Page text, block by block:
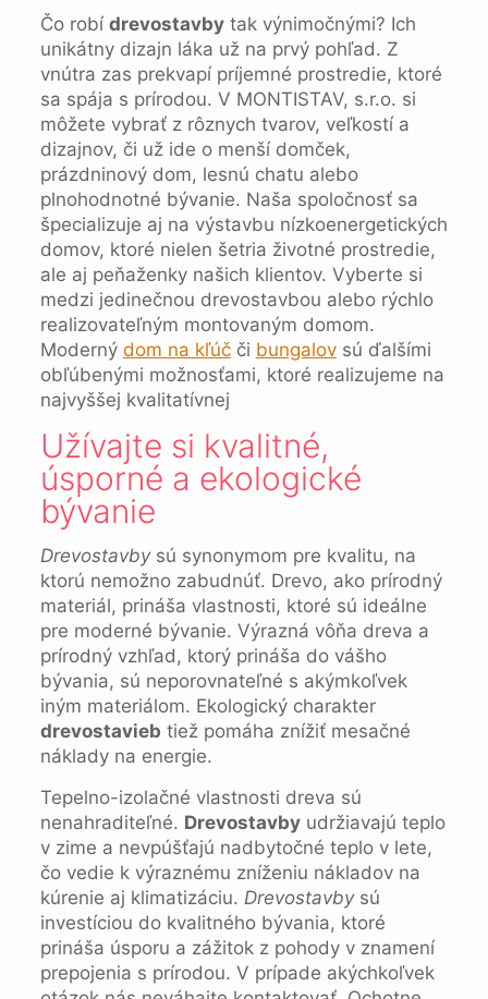
Čo robí drevostavbytak výnimočnými? Ich
unikátny dizajn láka už na prvý pohľad. Z
vnútra zas prekvapí príjemné prostredie, ktoré
sa spája s prírodou. V MONTISTAV, s.r.o. si
môžete vybrať z rôznych tvarov, veľkostí a
dizajnov, či už ide o menší domček,
prázdninový dom, lesnú chatu alebo
plnohodnotné bývanie. Naša spoločnosť sa
špecializuje aj na výstavbu nízkoenergetických
domov, ktoré nielen šetria životné prostredie,
ale aj peňaženky našich klientov. Vyberte si
medzi jedinečnou drevostavbou alebo rýchlo
realizovateľným montovaným domom.
Moderný dom na kľúčči bungalovsú ďalšími
obľúbenými možnosťami, ktoré realizujeme na
najvyššej kvalitatívnej
Užívajte si kvalitné,
úsporné a ekologické
bývanie
Drevostavbysú synonymom pre kvalitu, na
ktorú nemožno zabudnúť. Drevo, ako prírodný
materiál, prináša vlastnosti, ktoré sú ideálne
pre moderné bývanie. Výrazná vôňa dreva a
prírodný vzhľad, ktorý prináša do vášho
bývania, sú neporovnateľné s akýmkoľvek
iným materiálom. Ekologický charakter
drevostavieb tiež pomáha znížiť mesačné
náklady na energie.
Tepelno-izolačné vlastnosti dreva sú
nenahraditeľné. Drevostavbyudržiavajú teplo
v zime a nevpúšťajú nadbytočné teplo v lete,
čo vedie k výraznému zníženiu nákladov na
kúrenie aj klimatizáciu. Drevostavbysú
investíciou do kvalitného bývania, ktoré
prináša úsporu a zážitok z pohody v znamení
prepojenia s prírodou. V prípade akýchkoľvek